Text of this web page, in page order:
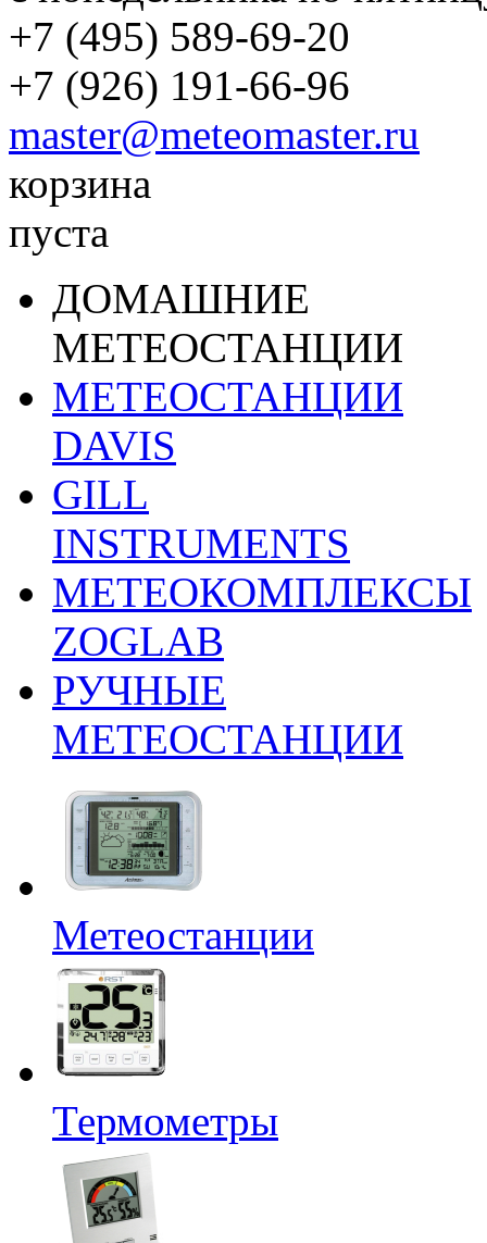
+7 (495) 589-69-20
+7 (926) 191-66-96
master@meteomaster.ru
корзина
пуста
ДОМАШНИЕ
МЕТЕОСТАНЦИИ
МЕТЕОСТАНЦИИ
DAVIS
GILL
INSTRUMENTS
МЕТЕОКОМПЛЕКСЫ
ZOGLAB
РУЧНЫЕ
МЕТЕОСТАНЦИИ
Метеостанции
Термометры